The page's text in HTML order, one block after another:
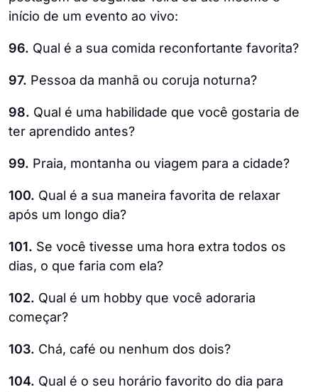
início de um evento ao vivo:
96. Qual é a sua comida reconfortante favorita?
97. Pessoa da manhã ou coruja noturna?
98. Qual é uma habilidade que você gostaria de
ter aprendido antes?
99. Praia, montanha ou viagem para a cidade?
100. Qual é a sua maneira favorita de relaxar
após um longo dia?
101. Se você tivesse uma hora extra todos os
dias, o que faria com ela?
102. Qual é um hobby que você adoraria
começar?
103. Chá, café ou nenhum dos dois?
104. Qual é o seu horário favorito do dia para